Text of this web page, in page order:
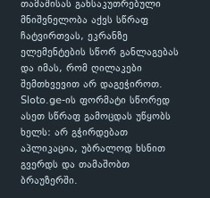
თამაშისას განსაკუთრებული
მნიშვნელობა აქვს სწრაფ
ჩატვირთვას, ეკრანზე
ელემენტების სწორ განლაგებას
და იმას, რომ ღილაკები
შემთხვევით არ დაგეჭიროთ.
Sloto.ge-ის ფორმატი სწორედ
ასეთ სწრაფ გამოცდას უწყობს
ხელს: არ გჭირდებათ
აპლიკაცია, უბრალოდ ხსნით
გვერდს და თამაშობთ
ბრაუზერში.